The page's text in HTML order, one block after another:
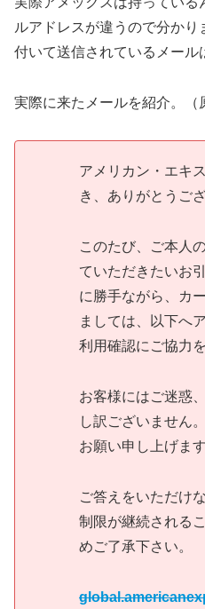
ルアドレスが違うので分か
付いて送信されているメール
実際に来たメールを紹介。（
アメリカン・エキ
き、ありがとうご
このたび、ご本人
ていただきたいお
に勝手ながら、カ
ましては、以下へ
利用確認にご協力
お客様にはご迷惑
し訳ございません
お願い申し上げます
ご答えをいただけ
制限が継続される
めご了承下さい。